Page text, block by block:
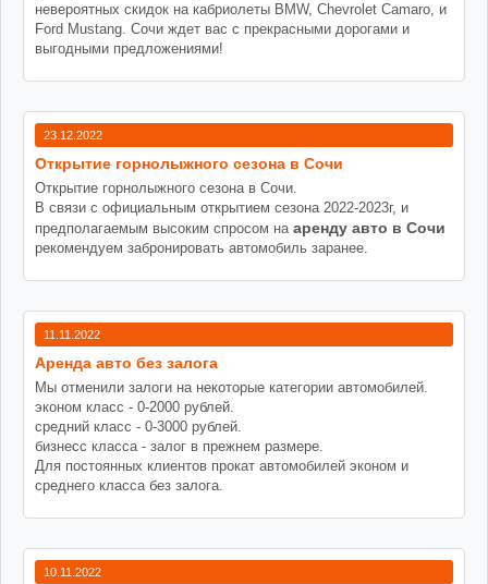
невероятных скидок на кабриолеты BMW, Chevrolet Camaro, и
Ford Mustang. Сочи ждет вас с прекрасными дорогами и
выгодными предложениями!
23.12.2022
Открытие горнолыжного сезона в Сочи
Открытие горнолыжного сезона в Сочи.
В связи с официальным открытием сезона 2022-2023г, и
предполагаемым высоким спросом на аренду авто в Сочи
рекомендуем забронировать автомобиль заранее.
11.11.2022
Аренда авто без залога
Мы отменили залоги на некоторые категории автомобилей.
эконом класс - 0-2000 рублей.
средний класс - 0-3000 рублей.
бизнесс класса - залог в прежнем размере.
Для постоянных клиентов прокат автомобилей эконом и
среднего класса без залога.
10.11.2022